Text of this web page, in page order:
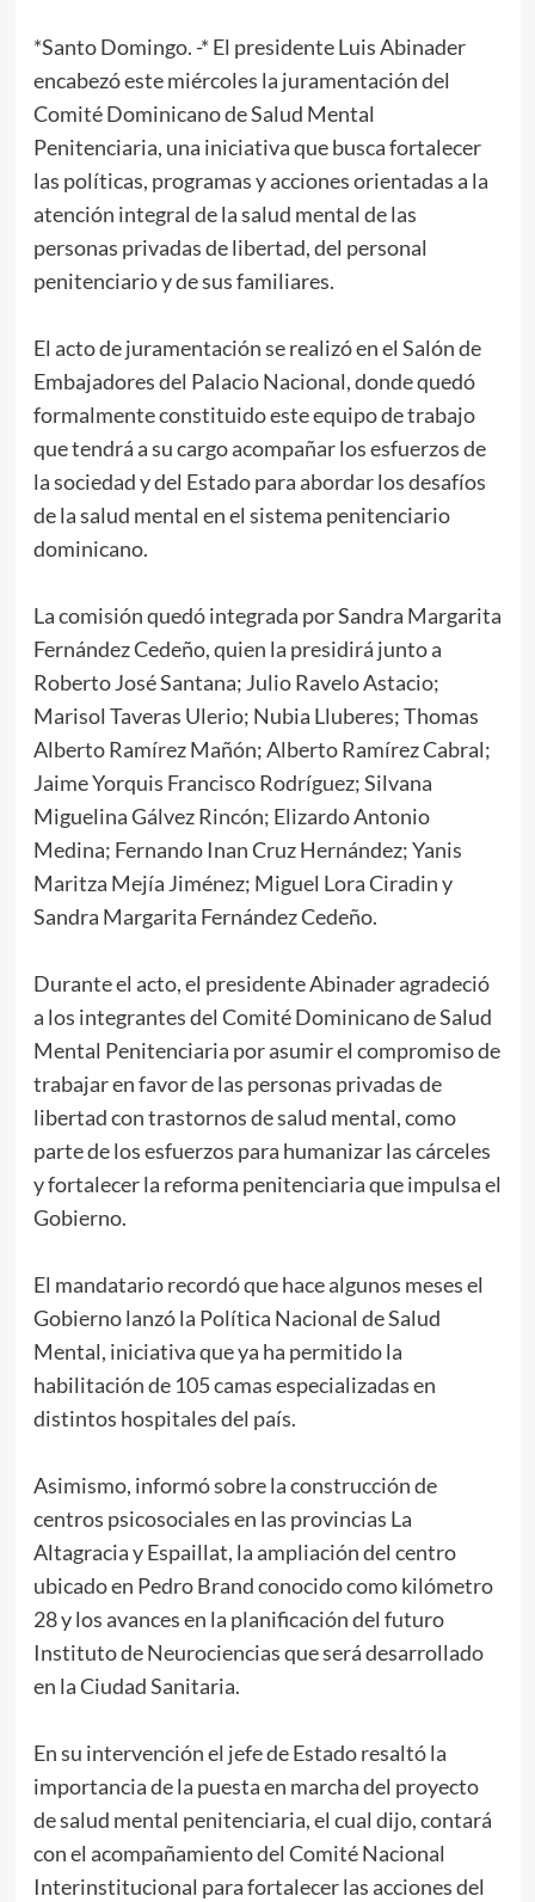
*Santo Domingo. -* El presidente Luis Abinader
encabezó este miércoles la juramentación del
Comité Dominicano de Salud Mental
Penitenciaria, una iniciativa que busca fortalecer
las políticas, programas y acciones orientadas a la
atención integral de la salud mental de las
personas privadas de libertad, del personal
penitenciario y de sus familiares.
El acto de juramentación se realizó en el Salón de
Embajadores del Palacio Nacional, donde quedó
formalmente constituido este equipo de trabajo
que tendrá a su cargo acompañar los esfuerzos de
la sociedad y del Estado para abordar los desafíos
de la salud mental en el sistema penitenciario
dominicano.
La comisión quedó integrada por Sandra Margarita
Fernández Cedeño, quien la presidirá junto a
Roberto José Santana; Julio Ravelo Astacio;
Marisol Taveras Ulerio; Nubia Lluberes; Thomas
Alberto Ramírez Mañón; Alberto Ramírez Cabral;
Jaime Yorquis Francisco Rodríguez; Silvana
Miguelina Gálvez Rincón; Elizardo Antonio
Medina; Fernando Inan Cruz Hernández; Yanis
Maritza Mejía Jiménez; Miguel Lora Ciradin y
Sandra Margarita Fernández Cedeño.
Durante el acto, el presidente Abinader agradeció
a los integrantes del Comité Dominicano de Salud
Mental Penitenciaria por asumir el compromiso de
trabajar en favor de las personas privadas de
libertad con trastornos de salud mental, como
parte de los esfuerzos para humanizar las cárceles
y fortalecer la reforma penitenciaria que impulsa el
Gobierno.
El mandatario recordó que hace algunos meses el
Gobierno lanzó la Política Nacional de Salud
Mental, iniciativa que ya ha permitido la
habilitación de 105 camas especializadas en
distintos hospitales del país.
Asimismo, informó sobre la construcción de
centros psicosociales en las provincias La
Altagracia y Espaillat, la ampliación del centro
ubicado en Pedro Brand conocido como kilómetro
28 y los avances en la planificación del futuro
Instituto de Neurociencias que será desarrollado
en la Ciudad Sanitaria.
En su intervención el jefe de Estado resaltó la
importancia de la puesta en marcha del proyecto
de salud mental penitenciaria, el cual dijo, contará
con el acompañamiento del Comité Nacional
Interinstitucional para fortalecer las acciones del